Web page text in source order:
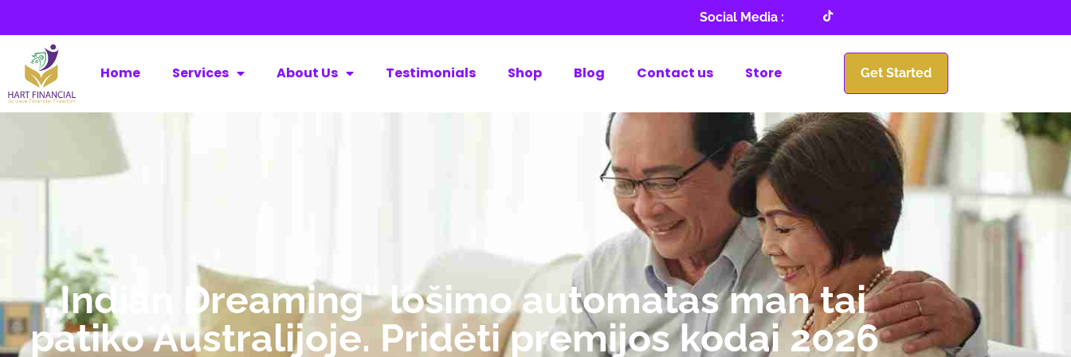
Social Media :
Home Services About Us Testimonials Shop Blog Contact us Store Get Started
„Indian Dreaming“ lošimo automatas man tai
patiko Australijoje. Pridėti premijos kodai 2026